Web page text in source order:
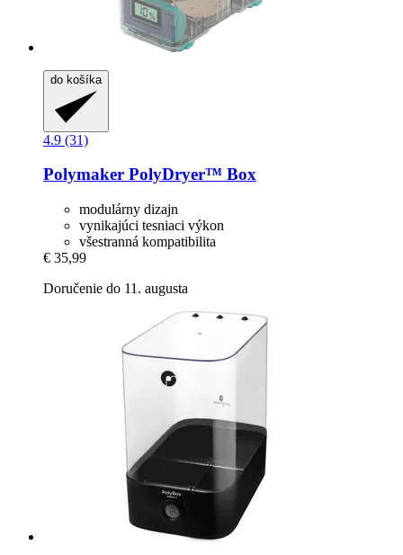
do košíka
4.9 (31)
Polymaker PolyDryer™ Box
modulárny dizajn
vynikajúci tesniaci výkon
všestranná kompatibilita
€ 35,99
Doručenie do 11. augusta